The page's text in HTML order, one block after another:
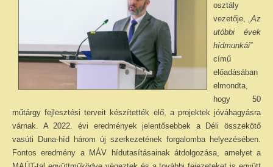
osztály
vezetője, „Az
utóbbi évek
hídmunkái”
című
előadásában
elmondta,
hogy 50
műtárgy fejlesztési terveit készítették elő, a projektek jóváhagyásra
várnak. A 2022. évi eredmények jelentősebbek a Déli összekötő
vasúti Duna-híd három új szerkezetének forgalomba helyezésében.
Fontos eredmény a MÁV hídutasításainak átdolgozása, amelyet a